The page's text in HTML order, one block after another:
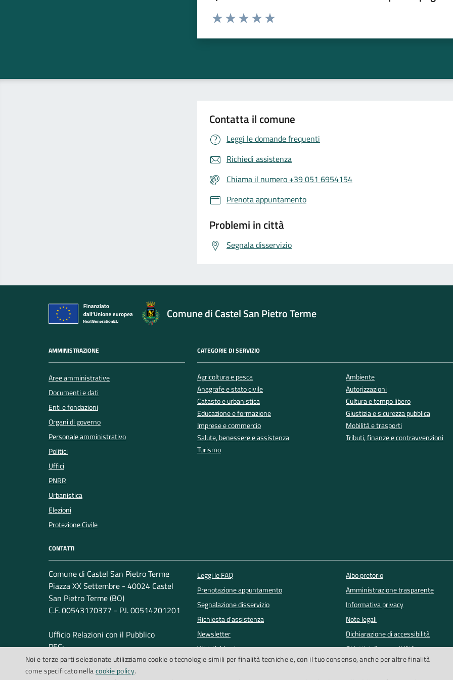
Valuta da 1 a 5 stelle la pagina
Contatta il comune
Leggi le domande frequenti
Richiedi assistenza
Chiama il numero +39 051 6954154
Prenota appuntamento
Problemi in città
Segnala disservizio
Comune di Castel San Pietro Terme
AMMINISTRAZIONE
Aree amministrative
Documenti e dati
Enti e fondazioni
Organi di governo
Personale amministrativo
Politici
Uffici
PNRR
Urbanistica
Elezioni
Protezione Civile
CATEGORIE DI SERVIZIO
Agricoltura e pesca
Ambiente
Anagrafe e stato civile
Autorizzazioni
Catasto e urbanistica
Cultura e tempo libero
Educazione e formazione
Giustizia e sicurezza pubblica
Imprese e commercio
Mobilità e trasporti
Salute, benessere e assistenza
Tributi, finanze e contravvenzioni
Turismo
CONTATTI
Comune di Castel San Pietro Terme
Piazza XX Settembre - 40024 Castel
San Pietro Terme (BO)
C.F. 00543170377 - P.I. 00514201201
Ufficio Relazioni con il Pubblico
PEC:
comune.castelsanpietro@cert.provincia.bo.it
Telefono: +39 051 6954154
Leggi le FAQ
Prenotazione appuntamento
Segnalazione disservizio
Richiesta d'assistenza
Newsletter
Whistleblowing
Albo pretorio
Amministrazione trasparente
Informativa privacy
Note legali
Dichiarazione di accessibilità
Obiettivi di accessibilità
Segnalazioni accessibilità
Noi e terze parti selezionate utilizziamo cookie o tecnologie simili per finalità tecniche e, con il tuo consenso, anche per altre finalità
come specificato nellacookie policy.